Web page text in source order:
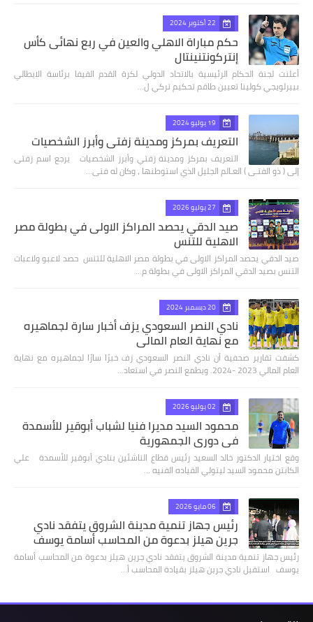
22 أكتوبر 2024
حكم مباراة الاهلي والعين في ربع نهائى كأس
إنتركونتنينتال
أعلنت لجنة الحكام الرئيسية بالاتحاد الدولي لكرة القدم الفيفا برئاسة الايطالي
بييرلويجي كولينا تعيين طاقم تحكيم تركي ل…
19 يوليو 2024
التعريف بمركز ومدينة زفتي وأبرز الشخصيات
التعريف بمركز ومدينة زفتي وأبرز الشخصيات يرجع اسم زفتى
إلى ( ذو الفتـى ) العـالم الجليل الذي استوطنها ، وكان له فتى…
27 يوليو 2026
صيد الدقي يحصد المراكز الاولى في بطولة مصر
الاهلية للتنس
صيد الدقي يحصد المراكز الاولى في بطولة مصر الاهلية للتنس حصد لاعبو ولاعبات
التنس بصيد الدقي المراكز الاولى في بطولة م…
20 ديسمبر 2024
نادي النصر السعودي يزف أخبار سارة لجماهيره
مع نهاية العام المالي
كشفت تقارير صحفية أن نادي النصر السعودي زف خبرًا سارًا لجماهيره مع نهاية
العام المالي 2023 -2024. ويطمع النصر في استعاد…
02 يوليو 2026
محمود السيد مديرا فنيا لشباب أبوقير للأسمدة
في دوري الجمهورية
وقع اختيار الدكتور خالد السعيد رئيس قطاع الناشئين بنادي أبوقير للأسمدة علي
الكابتن محمود السيد ليتولي القياده الفنيه …
06 مايو 2026
رئيس جهاز تنمية مدينة الشروق يتفقد نادي
جرين هيلز بدعوة من المحاسب أسامة يوسف
رئيس جهاز تنمية مدينة الشروق يتفقد نادي جرين هيلز بدعوة من المحاسب أسامة
يوسف استقبل نادي جرين هيلز بقيادة المحاسب أ…